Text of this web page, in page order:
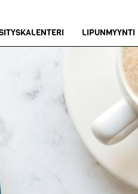
LIPUNMYYNTI